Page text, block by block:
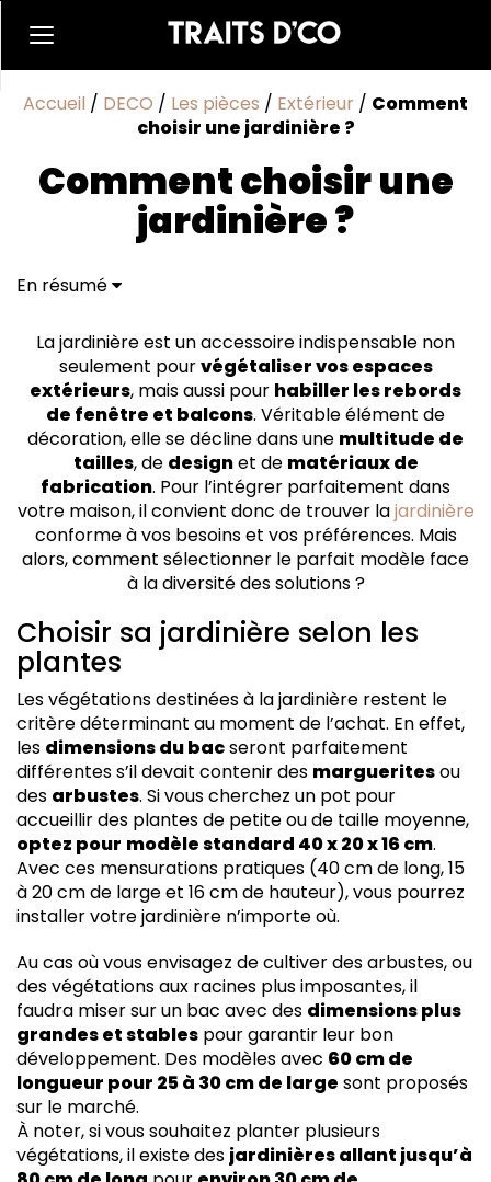
Accueil / DECO / Les pièces / Extérieur / Comment
choisir une jardinière ?
Comment choisir une
jardinière ?
En résumé
Quel matériau de fabrication pour sa jardinière ?
Quels sont les types de jardinières à choisir ?
La jardinière est un accessoire indispensable non
seulement pourvégétaliser vos espaces
extérieurs, mais aussi pour habiller les rebords
de fenêtre et balcons. Véritable élément de
décoration, elle se décline dans une multitude de
tailles, de designet de matériaux de
fabrication. Pour l’intégrer parfaitement dans
votre maison, il convient donc de trouver lajardinière
conforme à vos besoins et vos préférences. Mais
alors, comment sélectionner le parfait modèle face
à la diversité des solutions ?
Choisir sa jardinière selon les
plantes
Les végétations destinées à la jardinière restent le
critère déterminant au moment de l’achat. En effet,
les dimensions du bacseront parfaitement
différentes s’il devait contenir des margueritesou
des arbustes. Si vous cherchez un pot pour
accueillir des plantes de petite ou de taille moyenne,
optez pour modèle standard 40 x 20 x 16 cm.
Avec ces mensurations pratiques (40 cm de long, 15
à 20 cm de large et 16 cm de hauteur), vous pourrez
installer votre jardinière n’importe où.
Au cas où vous envisagez de cultiver des arbustes, ou
des végétations aux racines plus imposantes, il
faudra miser sur un bac avec des dimensions plus
grandes et stables pour garantir leur bon
développement. Des modèles avec 60 cm de
longueur pour 25 à 30 cm de large sont proposés
sur le marché.
À noter, si vous souhaitez planter plusieurs
végétations, il existe des jardinières allant jusqu’à